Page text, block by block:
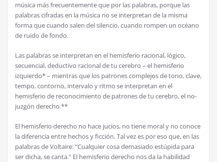
música más frecuentemente que por las palabras, porque las
palabras cifradas en la música no se interpretan de la misma
forma que cuando salen del silencio, cuando rompen un océano
de ruido de fondo.
Las palabras se interpretan en el hemisferio racional, lógico,
secuencial, deductivo racional de tu cerebro – el hemisferio
izquierdo* – mientras que los patrones complejos de tono, clave,
tempo, contorno, intervalo y ritmo se interpretan en el
hemisferio de reconocimiento de patrones de tu cerebro, el no-
juzgón derecho.**
El hemisferio derecho no hace jucios, no tiene moral y no conoce
la diferencia entre hechos y ficción. Tal vez es por eso que, en las
palabras de Voltaire: “Cualquier cosa demasiado estúpida para
ser dicha, se canta.” El hemisferio derecho nos da la habilidad